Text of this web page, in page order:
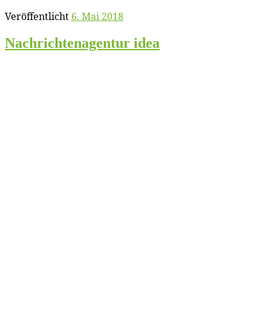
Veröffentlicht 6. Mai 2018
Nach­rich­ten­agen­tur idea